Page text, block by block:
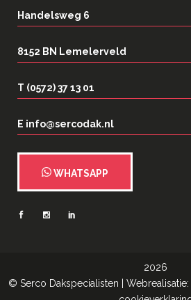
Handelsweg 6
8152 BN Lemelerveld
T (0572) 37 13 01
E info@sercodak.nl
WHATSAPP
2026
© Serco Dakspecialisten | Webrealisatie: